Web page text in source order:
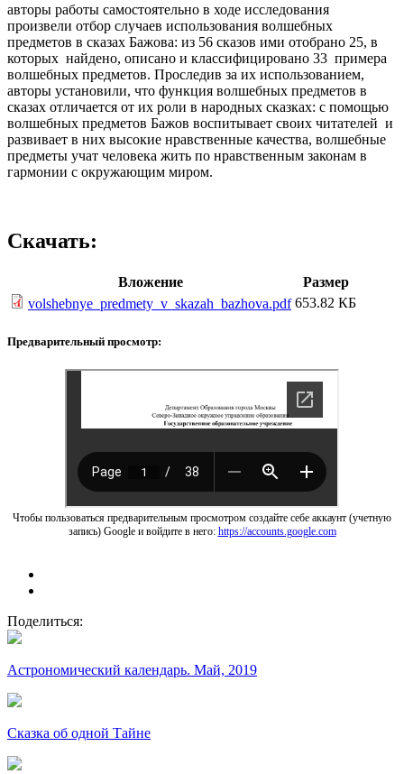
авторы работы самостоятельно в ходе исследования
произвели отбор случаев использования волшебных
предметов в сказах Бажова: из 56 сказов ими отобрано 25, в
которых найдено, описано и классифицировано 33 примера
волшебных предметов. Проследив за их использованием,
авторы установили, что функция волшебных предметов в
сказах отличается от их роли в народных сказках: с помощью
волшебных предметов Бажов воспитывает своих читателей и
развивает в них высокие нравственные качества, волшебные
предметы учат человека жить по нравственным законам в
гармонии с окружающим миром.
Скачать:
Вложение
Размер
volshebnye_predmety_v_skazah_bazhova.pdf 653.82 КБ
Предварительный просмотр:
Чтобы пользоваться предварительным просмотром создайте себе аккаунт (учетную
запись) Google и войдите в него: https://accounts.google.com
Поделиться:
Астрономический календарь. Май, 2019
Сказка об одной Тайне